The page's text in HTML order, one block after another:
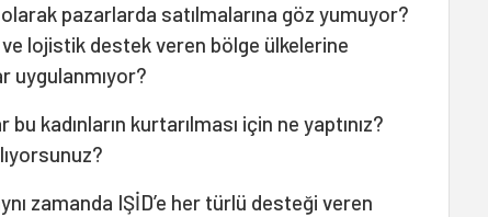
pazarlarda satılmalarına göz yumuyor?
ve lojistik destek veren bölge ülkelerine
uygulanmıyor?
kadınların kurtarılması için ne yaptınız?
zamanda IŞİD’e her türlü desteği veren